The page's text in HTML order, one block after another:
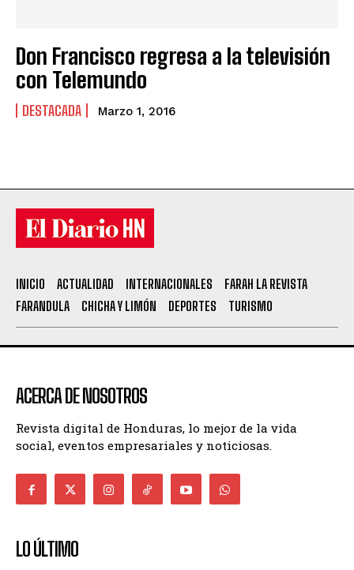
Don Francisco regresa a la televisión
con Telemundo
DESTACADA Marzo 1, 2016
INICIO ACTUALIDAD INTERNACIONALES
FARAH LA REVISTA
FARANDULA
CHICHA Y LIMÓN DEPORTES TURISMO
ACERCA DE NOSOTROS
Revista digital de Honduras, lo mejor de la vida
social, eventos empresariales y noticiosas.
LO ÚLTIMO